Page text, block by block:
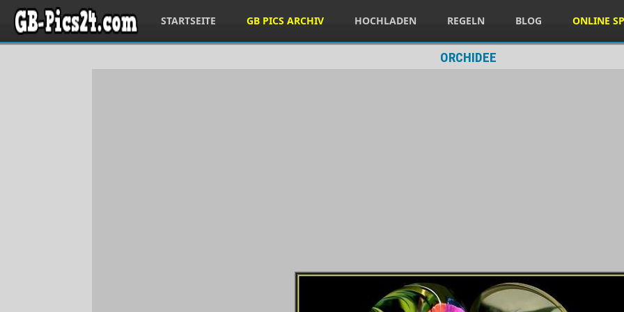
STARTSEITE GB PICS ARCHIV HOCHLADEN REGELN BLOG ONLINE
ORCHIDEE